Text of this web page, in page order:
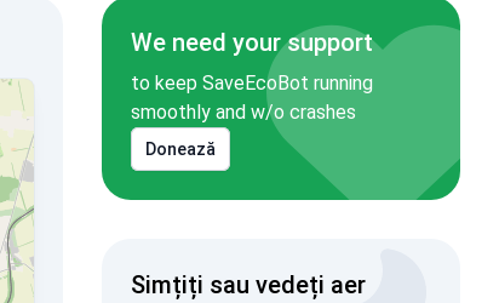
We need your support
to keep SaveEcoBot running
smoothly and w/o crashes
Donează
Simțiți sau vedeți aer